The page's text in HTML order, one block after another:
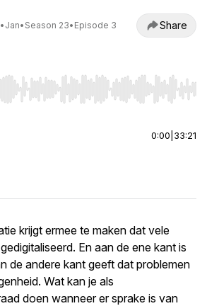
• Jan• Season 23• Episode 3 Share
Left/Right to seek, Home/End to jump to
0:00 33:21
krijgt ermee te maken dat vele
En aan de ene kant is
de andere kant geeft dat problemen
Wat kan je als
doen wanneer er sprake is van